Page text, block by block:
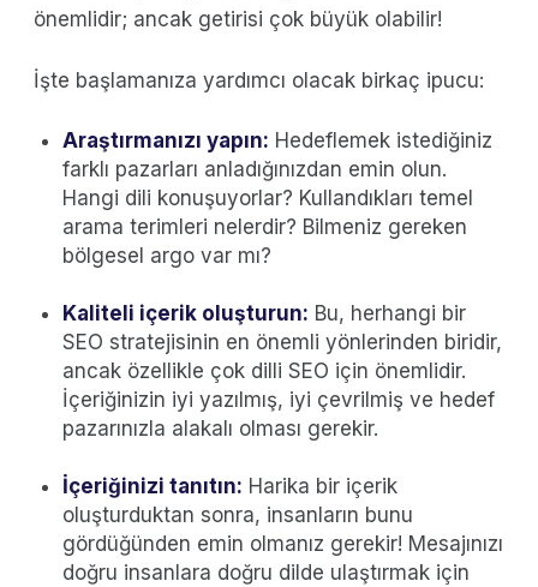
önemlidir; ancak getirisi çok büyük olabilir!
İşte başlamanıza yardımcı olacak birkaç ipucu:
Araştırmanızı yapın: Hedeflemek istediğiniz
farklı pazarları anladığınızdan emin olun.
Hangi dili konuşuyorlar? Kullandıkları temel
arama terimleri nelerdir? Bilmeniz gereken
bölgesel argo var mı?
Kaliteli içerik oluşturun: Bu, herhangi bir
SEO stratejisinin en önemli yönlerinden biridir,
ancak özellikle çok dilli SEO için önemlidir.
İçeriğinizin iyi yazılmış, iyi çevrilmiş ve hedef
pazarınızla alakalı olması gerekir.
İçeriğinizi tanıtın: Harika bir içerik
oluşturduktan sonra, insanların bunu
gördüğünden emin olmanız gerekir! Mesajınızı
doğru insanlara doğru dilde ulaştırmak için